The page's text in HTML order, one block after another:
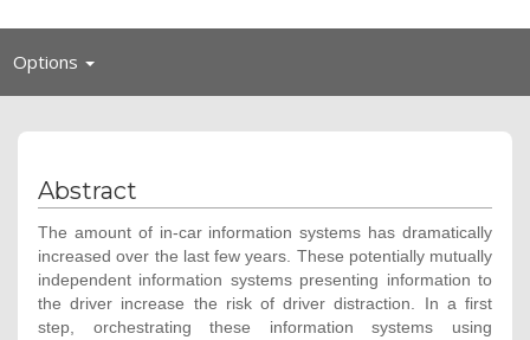
Options Toggle
Abstract
The amount of in-car information systems has dramatically
increased over the last few years. These potentially mutually
independent information systems presenting information to
the driver increase the risk of driver distraction. In a first
step, orchestrating these information systems using